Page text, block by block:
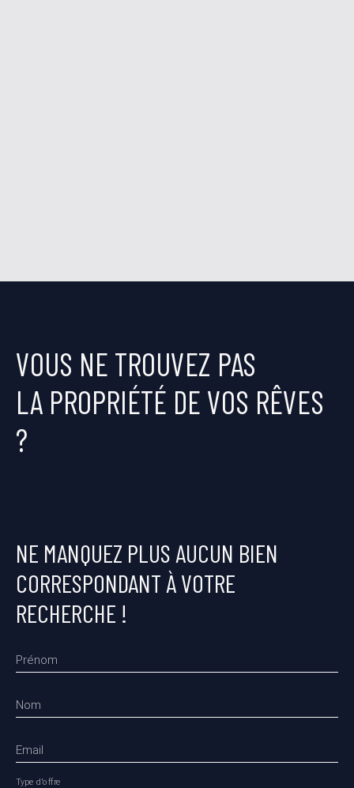
VOUS NE TROUVEZ PAS
LA PROPRIÉTÉ DE VOS RÊVES
?
NE MANQUEZ PLUS AUCUN BIEN
CORRESPONDANT À VOTRE
RECHERCHE !
Prénom
Nom
Email
Type d'offre